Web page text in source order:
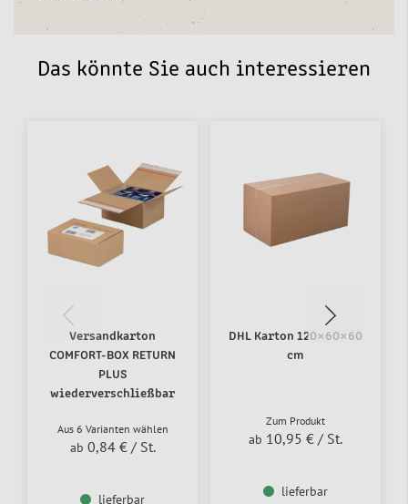
Das könnte Sie auch interessieren
Versandkarton
COMFORT-BOX RETURN
PLUS
wiederverschließbar
Aus 6 Varianten wählen
ab 0,84 € / St.
lieferbar
DHL Karton 120×60×60
cm
Zum Produkt
ab 10,95 € / St.
lieferbar